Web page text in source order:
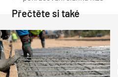
Přečtěte si také